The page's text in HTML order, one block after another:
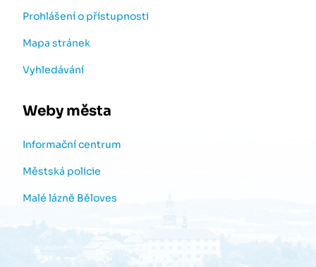
Prohlášení o přístupnosti
Mapa stránek
Vyhledávání
Weby města
Informační centrum
Městská policie
Malé lázně Běloves